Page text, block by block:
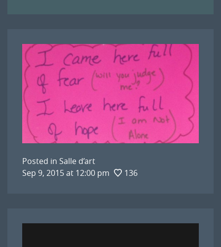
Posted in Salle d’art
Sep 9, 2015 at 12:00 pm
136